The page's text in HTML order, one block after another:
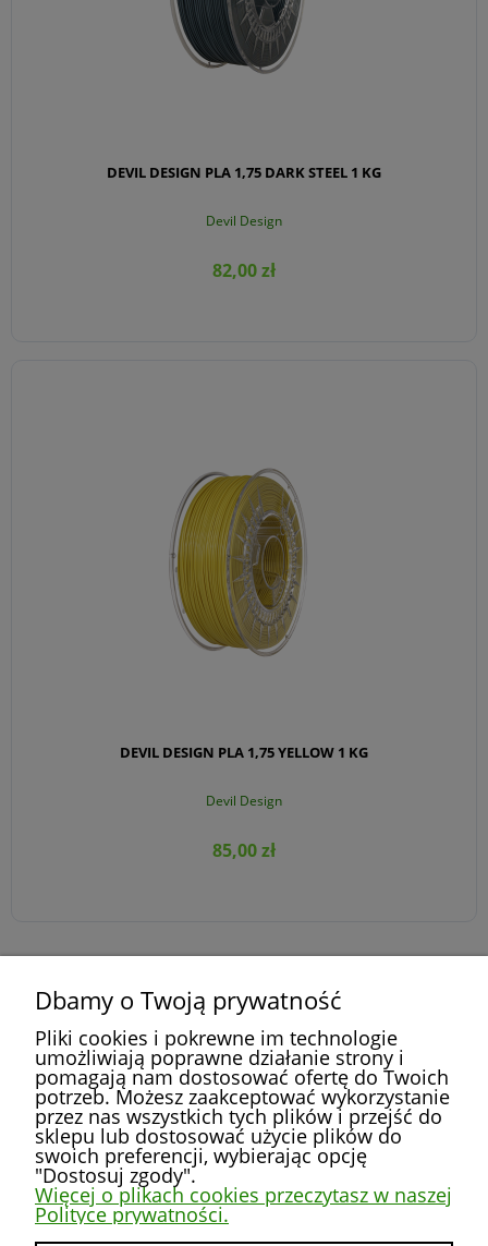
DEVIL DESIGN PLA 1,75 DARK STEEL 1 KG
Devil Design
82,00 zł
DEVIL DESIGN PLA 1,75 YELLOW 1 KG
Devil Design
85,00 zł
DO KOSZYKA
1 3 4
POMOC
MOJE KONTO
Dbamy o Twoją prywatność
Pliki cookies i pokrewne im technologie
umożliwiają poprawne działanie strony i
pomagają nam dostosować ofertę do Twoich
potrzeb. Możesz zaakceptować wykorzystanie
przez nas wszystkich tych plików i przejść do
sklepu lub dostosować użycie plików do
swoich preferencji, wybierając opcję
"Dostosuj zgody".
Więcej o plikach cookies przeczytasz w naszej
Polityce prywatności.